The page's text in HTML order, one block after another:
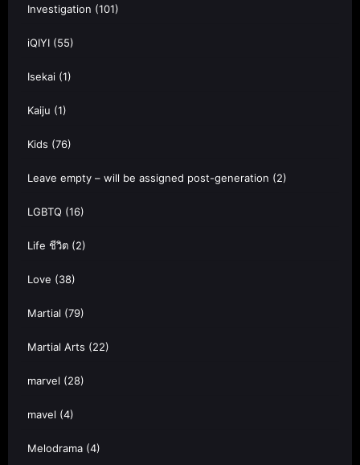
Investigation (101)
iQIYI (55)
Isekai (1)
Kaiju (1)
Kids (76)
Leave empty – will be assigned post-generation (2)
LGBTQ (16)
Life ชีวิต (2)
Love (38)
Martial (79)
Martial Arts (22)
marvel (28)
mavel (4)
Melodrama (4)